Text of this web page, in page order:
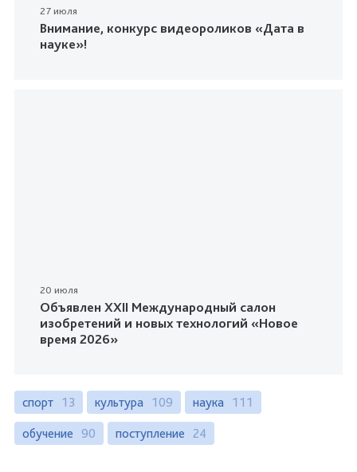
27 июля
Внимание, конкурс видеороликов «Дата в
науке»!
20 июля
Объявлен XXII Международный салон
изобретений и новых технологий «Новое
время 2026»
спорт 13 культура 109 наука 111
обучение 90 поступление 24